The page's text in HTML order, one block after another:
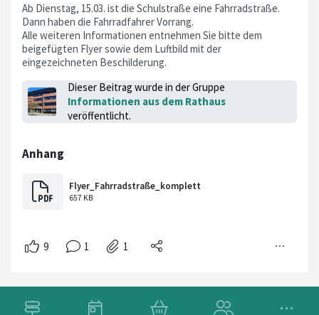
Ab Dienstag, 15.03. ist die Schulstraße eine Fahrradstraße.
Dann haben die Fahrradfahrer Vorrang.
Alle weiteren Informationen entnehmen Sie bitte dem
beigefügten Flyer sowie dem Luftbild mit der
eingezeichneten Beschilderung.
Dieser Beitrag wurde in der Gruppe
Informationen aus dem Rathaus
veröffentlicht.